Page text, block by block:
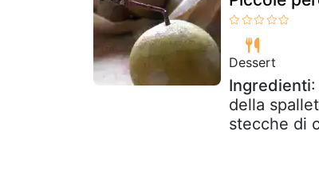
Dessert
Ingredienti
della
stecche di